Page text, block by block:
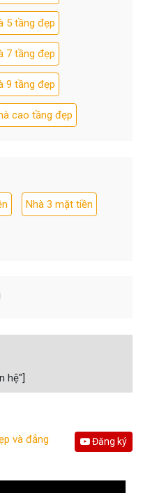
5 tầng đẹp
7 tầng đẹp
9 tầng đẹp
cao tầng đẹp
Nhà 3 mặt tiền
hệ"]
và đẳng
Đăng ký